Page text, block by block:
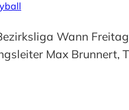
Wann
Max Brunnert,